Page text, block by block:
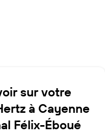
sur votre
à Cayenne
Félix-Éboué